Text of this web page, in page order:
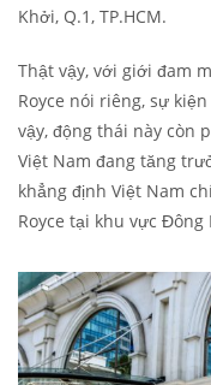
Khởi, Q.1, TP.HCM.
Thật vậy, với giới đam
Royce nói riêng, sự
vậy, động thái này còn
Việt Nam đang tăng
khẳng định Việt Nam
Royce tại khu vực Đông